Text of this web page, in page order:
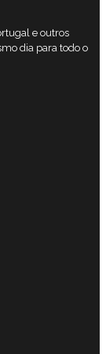
e outros
dia para todo o